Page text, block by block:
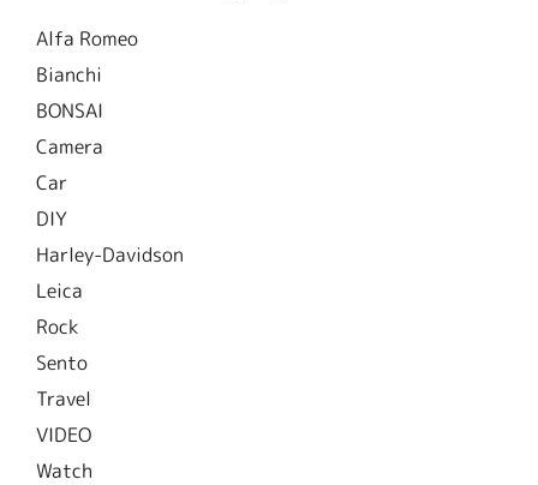
Alfa Romeo
Bianchi
BONSAI
Camera
Car
DIY
Harley-Davidson
Leica
Rock
Sento
Travel
VIDEO
Watch